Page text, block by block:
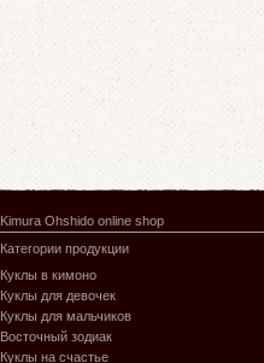
Kimura Ohshido online shop
Категории продукции
Куклы в кимоно
Куклы для девочек
Куклы для мальчиков
Восточный зодиак
Куклы на счастье